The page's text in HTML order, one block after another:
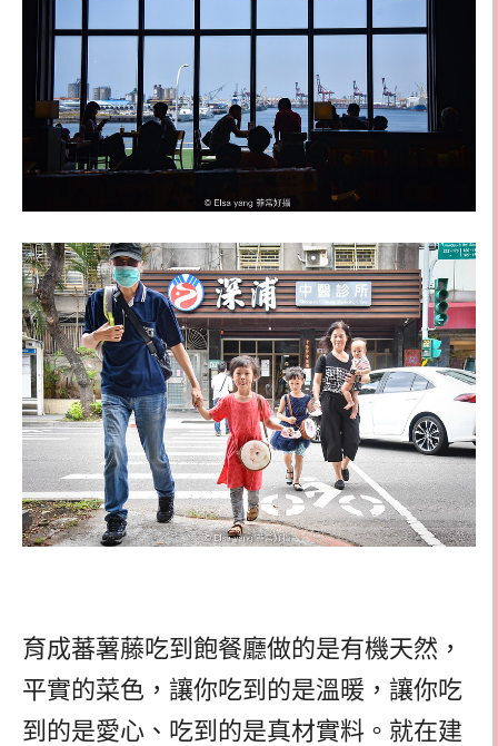
育成蕃薯藤吃到飽餐廳做的是有機天然，
平實的菜色，讓你吃到的是溫暖，讓你吃
到的是愛心、吃到的是真材實料。就在建